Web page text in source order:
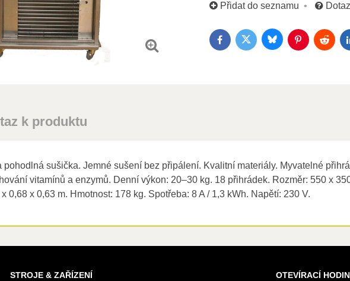
Přidat do seznamu
FacebookTwitterBlueskyPinterest
k produktu
sušička. Jemné sušení bez připálení. Kvalitní materiály. Myvatelné
vitamínů a enzymů. Denní výkon: 20–30 kg. 18 přihrádek. Rozměr: 550 x
0,68 x 0,63 m. Hmotnost: 178 kg. Spotřeba: 8 A / 1,3 kWh. Napětí: 230 V.
STROJE & ZAŘÍZENÍ OTEVÍRACÍ